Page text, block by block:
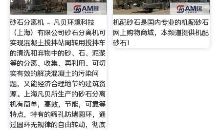
砂石分离机 - 凡贝环境科技
（上海）有限公司砂石分离机可
实现混凝土搅拌站周转用搅拌车
的清洗和弃物中的砂、石、泥浆
等的分离、收集、再利用。可切
实有效的解决混凝土的污染问
题，又能经济合理地节约建筑资
源。上海凡贝所生产的砂石分离
机有简单，高效，节能，可靠等
特点，特有的筛孔防堵圆环，通
过圆环无规律的自由转动，彻底
机配砂石是国内专业的机配砂石
网上购物商城，本频道提供机配
砂石！